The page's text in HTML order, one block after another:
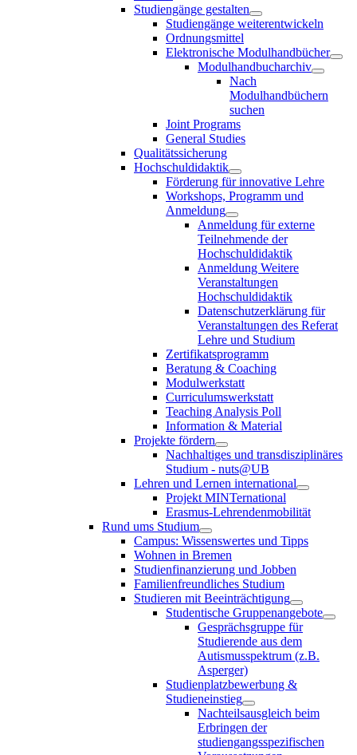
Studiengänge gestalten
Studiengänge weiterentwickeln
Ordnungsmittel
Elektronische Modulhandbücher
Modulhandbucharchiv
Nach
Modulhandbüchern
suchen
Joint Programs
General Studies
Qualitätssicherung
Hochschuldidaktik
Förderung für innovative Lehre
Workshops, Programm und
Anmeldung
Anmeldung für externe
Teilnehmende der
Hochschuldidaktik
Anmeldung Weitere
Veranstaltungen
Hochschuldidaktik
Datenschutzerklärung für
Veranstaltungen des Referat
Lehre und Studium
Zertifikatsprogramm
Beratung & Coaching
Modulwerkstatt
Curriculumswerkstatt
Teaching Analysis Poll
Information & Material
Projekte fördern
Nachhaltiges und transdisziplinäres
Studium - nuts@UB
Lehren und Lernen international
Projekt MINTernational
Erasmus-Lehrendenmobilität
Rund ums Studium
Campus: Wissenswertes und Tipps
Wohnen in Bremen
Studienfinanzierung und Jobben
Familienfreundliches Studium
Studieren mit Beeinträchtigung
Studentische Gruppenangebote
Gesprächsgruppe für
Studierende aus dem
Autismusspektrum (z.B.
Asperger)
Studienplatzbewerbung &
Studieneinstieg
Nachteilsausgleich beim
Erbringen der
studiengangsspezifischen